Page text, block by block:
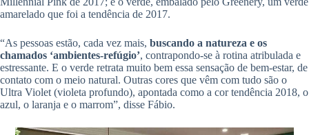
amarelado que foi a tendência de 2017.
“As pessoas estão, cada vez mais, buscando a natureza e os
chamados ‘ambientes-refúgio’, contrapondo-se à rotina atribulada e
estressante. E o verde retrata muito bem essa sensação de bem-estar, de
contato com o meio natural. Outras cores que vêm com tudo são o
Ultra Violet (violeta profundo), apontada como a cor tendência 2018, o
azul, o laranja e o marrom”, disse Fábio.